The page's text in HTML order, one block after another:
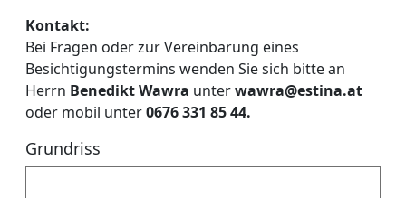
Kontakt:
Bei Fragen oder zur Vereinbarung eines
Besichtigungstermins wenden Sie sich bitte an
Herrn Benedikt Wawra unterwawra@estina.at
oder mobil unter0676 331 85 44.
Grundriss